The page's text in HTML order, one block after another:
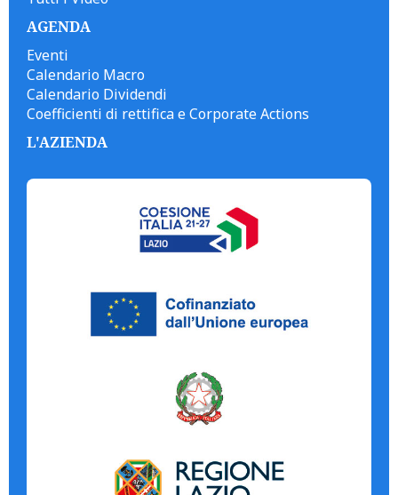
AGENDA
Eventi
Calendario Macro
Calendario Dividendi
Coefficienti di rettifica e Corporate Actions
L'AZIENDA